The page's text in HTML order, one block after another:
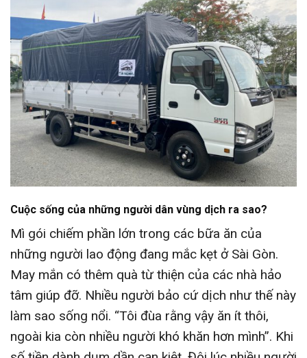
Cuộc sống của những người dân vùng dịch ra sao?
Mì gói chiếm phần lớn trong các bữa ăn của
những người lao động đang mắc kẹt ở Sài Gòn.
May mắn có thêm quà từ thiện của các nhà hảo
tâm giúp đỡ. Nhiều người bảo cứ dịch như thế này
làm sao sống nổi. “Tôi đùa rằng vậy ăn ít thôi,
ngoài kia còn nhiều người khó khăn hơn mình”. Khi